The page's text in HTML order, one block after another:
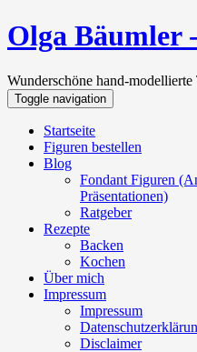
Olga Bäumler
Wunderschöne hand-
Toggle navigation
Startseite
Figuren bestellen
Blog
Fondant Figuren
Präsentationen)
Ratgeber
Rezepte
Backen
Kochen
Über mich
Impressum
Impressum
Disclaimer